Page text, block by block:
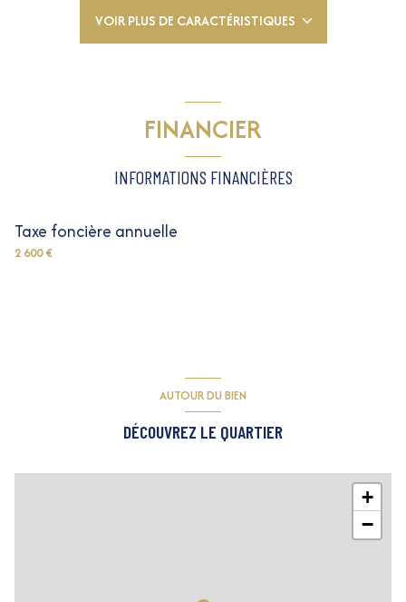
2 salle(s) de bain
Chauffage individuel : au sol (fioul)
4 parking(s)
exposition Sud
VOIR PLUS DE CARACTÉRISTIQUES
FINANCIER
INFORMATIONS FINANCIÈRES
Taxe foncière annuelle
2 600 €
AUTOUR DU BIEN
DÉCOUVREZ LE QUARTIER
+
−